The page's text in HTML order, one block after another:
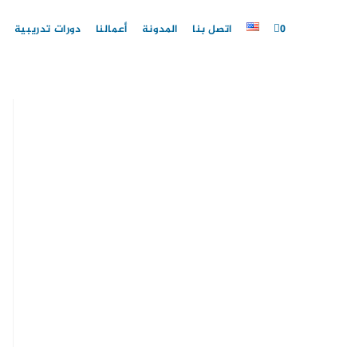
دورات تدريبية أعمالنا المدونة اتصل بنا 0